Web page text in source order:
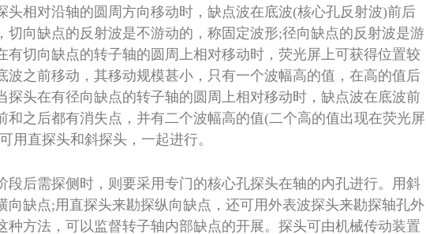
头相对沿轴的圆周方向移动时，缺点波在底波(核心孔反射波)前后
切向缺点的反射波是不游动的，称固定波形;径向缺点的反射波是游
有切向缺点的转子轴的圆周上相对移动时，荧光屏上可获得位置较
波之前移动，其移动规模甚小，只有一个波幅高的值，在高的值后
探头在有径向缺点的转子轴的圆周上相对移动时，缺点波在底波前
和之后都有消失点，并有二个波幅高的值(二个高的值出现在荧光屏
用直探头和斜探头，一起进行。
段后需探侧时，则要采用专门的核心孔探头在轴的内孔进行。用斜
向缺点;用直探头来勘探纵向缺点，还可用外表波探头来勘探轴孔外
种方法，可以监督转子轴内部缺点的开展。探头可由机械传动装置